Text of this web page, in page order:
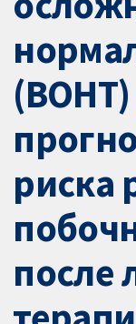
риска
после